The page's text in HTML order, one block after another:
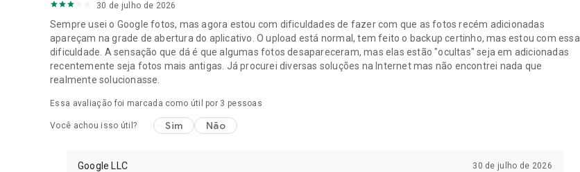
30 de julho de 2026
Sempre usei o Google fotos, mas agora estou com dificuldades de fazer com que as fotos recém adicionadas
apareçam na grade de abertura do aplicativo. O upload está normal, tem feito o backup certinho, mas estou com essa
dificuldade. A sensação que dá é que algumas fotos desapareceram, mas elas estão "ocultas" seja em adicionadas
recentemente seja fotos mais antigas. Já procurei diversas soluções na Internet mas não encontrei nada que
realmente solucionasse.
Essa avaliação foi marcada como útil por 3 pessoas
Você achou isso útil? Sim Não
Google LLC 30 de julho de 2026